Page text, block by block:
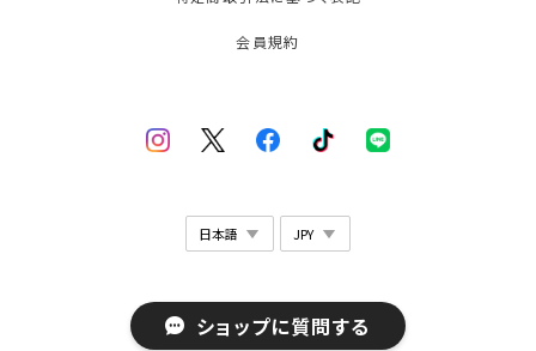
会員規約
© sanapia
ショップに質問する